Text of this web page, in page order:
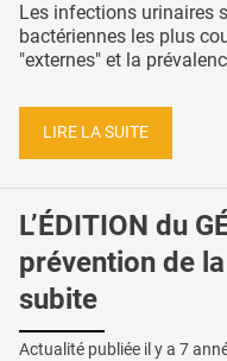
Les infections urinaires
bactériennes les plus
"externes" et la
LIRE LA SUITE
L’ÉDITION du
prévention de
subite
Actualité publiée il y a 7